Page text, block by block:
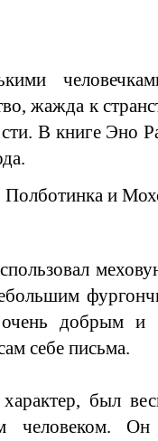
жажда к
В книге Эно
и
добрым и
себе письма.
был
человеком.